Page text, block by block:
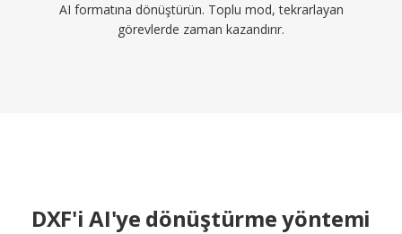
AI formatına dönüştürün. Toplu mod, tekrarlayan
görevlerde zaman kazandırır.
DXF'i AI'ye dönüştürme yöntemi